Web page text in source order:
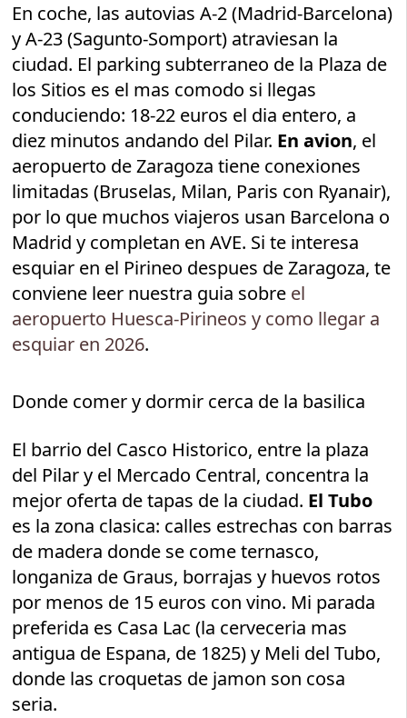
En coche, las autovias A-2 (Madrid-Barcelona)
y A-23 (Sagunto-Somport) atraviesan la
ciudad. El parking subterraneo de la Plaza de
los Sitios es el mas comodo si llegas
conduciendo: 18-22 euros el dia entero, a
diez minutos andando del Pilar. En avion, el
aeropuerto de Zaragoza tiene conexiones
limitadas (Bruselas, Milan, Paris con Ryanair),
por lo que muchos viajeros usan Barcelona o
Madrid y completan en AVE. Si te interesa
esquiar en el Pirineo despues de Zaragoza, te
conviene leer nuestra guia sobre el
aeropuerto Huesca-Pirineos y como llegar a
esquiar en 2026.
Donde comer y dormir cerca de la basilica
El barrio del Casco Historico, entre la plaza
del Pilar y el Mercado Central, concentra la
mejor oferta de tapas de la ciudad. El Tubo
es la zona clasica: calles estrechas con barras
de madera donde se come ternasco,
longaniza de Graus, borrajas y huevos rotos
por menos de 15 euros con vino. Mi parada
preferida es Casa Lac (la cerveceria mas
antigua de Espana, de 1825) y Meli del Tubo,
donde las croquetas de jamon son cosa
seria.